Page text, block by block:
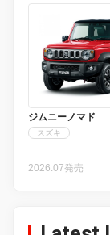
ジムニーノマド
スズキ
2026.07発売